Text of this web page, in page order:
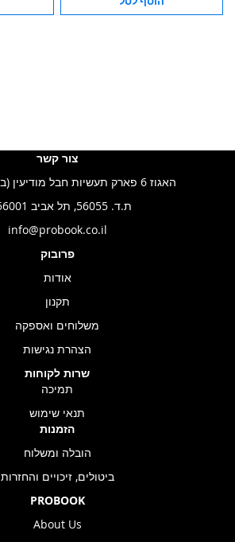
צור קשר
האגוז 6 פארק תעשיות חבל מודיעין (בתאום מראש)
ת.ד. 56055, תל אביב 6156001
info@probook.co.il
פרובוק
אודות
תקנון
משלוחים ואספקה
הצהרת נגישות
שרות לקוחות
תמיכה
תנאי שימוש
הזמנות
הובלה ומשלוח
ביטולים, זיכויים והחזרות
PROBOOK
About Us